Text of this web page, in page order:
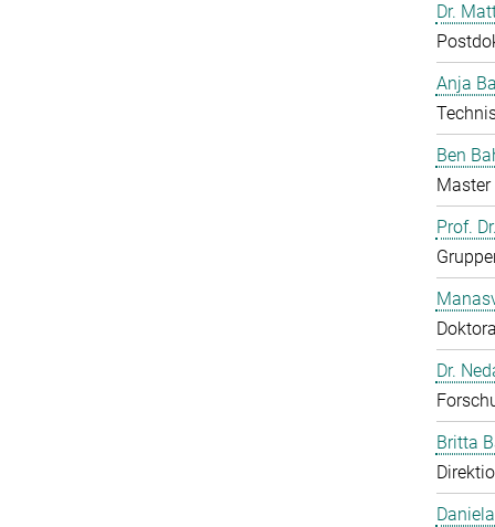
Dr.
Anja
Ben
Master
Prof.
Dr.
Britta